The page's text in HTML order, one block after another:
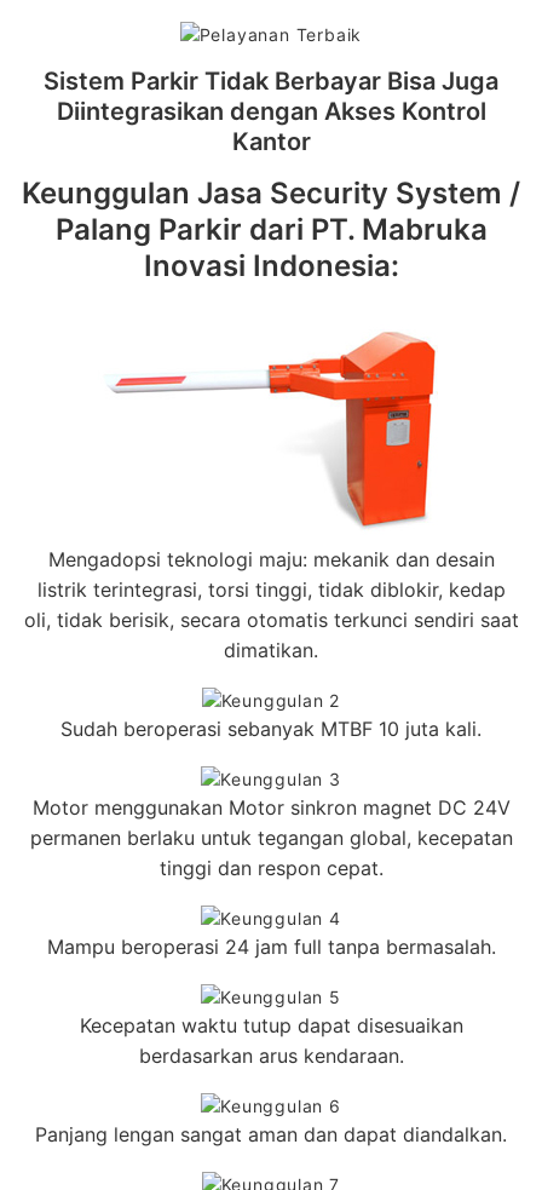
Sistem Parkir Tidak Berbayar Bisa Juga
Diintegrasikan dengan Akses Kontrol
Kantor
Keunggulan Jasa Security System /
Palang Parkir dari PT. Mabruka
Inovasi Indonesia:
Mengadopsi teknologi maju: mekanik dan desain
listrik terintegrasi, torsi tinggi, tidak diblokir, kedap
oli, tidak berisik, secara otomatis terkunci sendiri saat
dimatikan.
Sudah beroperasi sebanyak MTBF 10 juta kali.
Motor menggunakan Motor sinkron magnet DC 24V
permanen berlaku untuk tegangan global, kecepatan
tinggi dan respon cepat.
Mampu beroperasi 24 jam full tanpa bermasalah.
Kecepatan waktu tutup dapat disesuaikan
berdasarkan arus kendaraan.
Panjang lengan sangat aman dan dapat diandalkan.